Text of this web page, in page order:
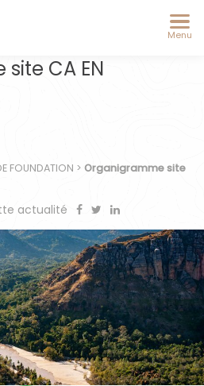
Menu
CA EN
FOUNDATION > Organigramme site
actualité